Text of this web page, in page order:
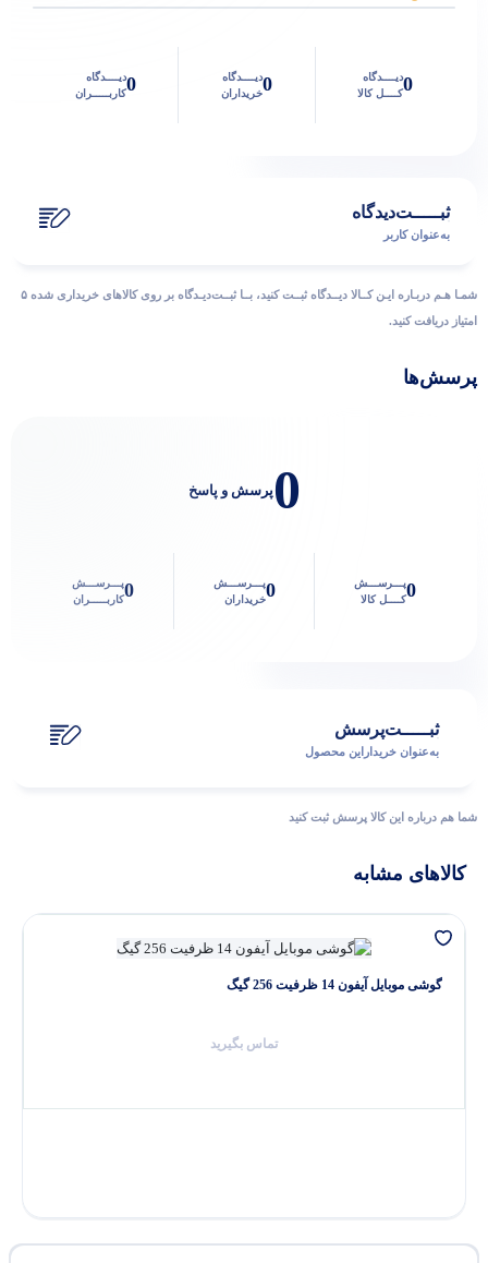
0دیــــدگاه
کــــل کالا
0دیــــدگاه
خریداران
0دیــــدگاه
کاربـــــران
ثبـــــت‌دیدگاه
به‌عنوان کاربر
شمـا هـم دربـاره ایـن کــالا دیــدگاه ثبــت کنید، بــا ثبــت‌دیـدگاه بر روی کالاهای خریداری شده ۵
امتیاز دریافت کنید.
پرسش‌ها
0پرسش و پاسخ
0پـــرســـش
کــــل کالا
0پـــرســـش
خریداران
0پـــرســـش
کاربـــــران
ثبـــــت‌پرسش
به‌عنوان ‌خریدار‌این‌ محصول
شما هم درباره این کالا پرسش ثبت کنید
کالاهای مشابه
گوشی موبایل آیفون 14 ظرفیت 256 گیگ
تماس بگیرید